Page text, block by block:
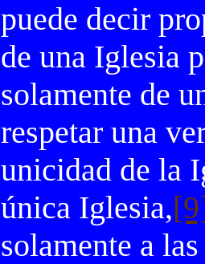
puede decir
de una Iglesia
solamente de
respetar una
unicidad de la
única Iglesia,
solamente a